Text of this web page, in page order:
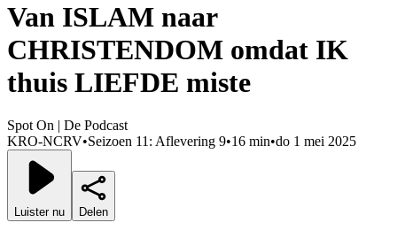
Van ISLAM naar
CHRISTENDOM omdat IK
thuis LIEFDE miste
Spot On | De Podcast
KRO-NCRV•Seizoen 11: Aflevering 9•16 min•do 1 mei 2025
Luister nu Delen